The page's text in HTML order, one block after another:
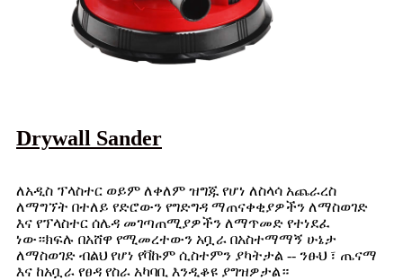
Drywall Sander
ለአዲስ ፕላስተር ወይም ለቀለም ዝግጁ የሆነ ለስላሳ አጨራረስ
ለማግኘት በተለይ የድሮውን የግድግዳ ማጠናቀቂያዎችን ለማስወገድ
እና የፕላስተር ሰሌዳ መገጣጠሚያዎችን ለማጥመድ የተነደፈ
ነው።ክፍሉ በአሸዋ የሚመረተውን አቧራ በአስተማማኝ ሁኔታ
ለማስወገድ ብልህ የሆነ የቫኩም ሲስተምን ያካትታል -- ንፁህ ፣ ጤናማ
እና ከአቧራ የፀዳ የስራ አካባቢ እንዲቆዩ ያግዝዎታል።